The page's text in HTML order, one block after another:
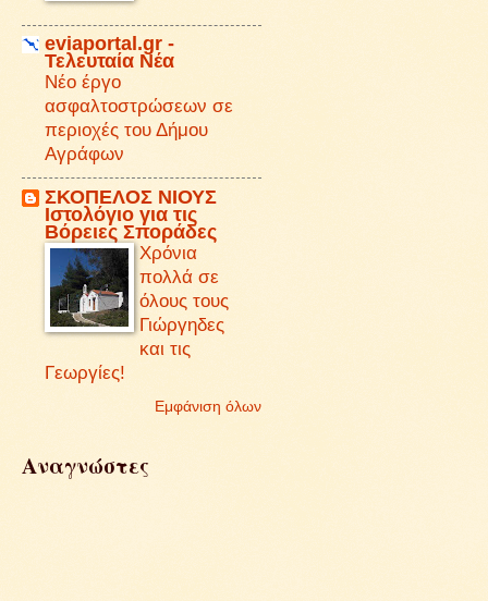
eviaportal.gr -
Τελευταία Νέα
Νέο έργο
ασφαλτοστρώσεων σε
περιοχές του Δήμου
Αγράφων
ΣΚΟΠΕΛΟΣ ΝΙΟΥΣ
Iστολόγιο για τις
Βόρειες Σποράδες
Χρόνια
πολλά σε
όλους τους
Γιώργηδες
και τις
Γεωργίες!
Εμφάνιση όλων
Αναγνώστες